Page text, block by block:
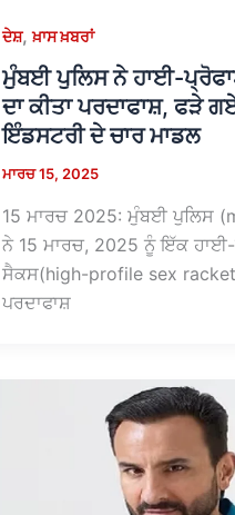
ਦੇਸ਼,ਖ਼ਾਸ ਖ਼ਬਰਾਂ
ਮੁੰਬਈ ਪੁਲਿਸ ਨੇ ਹਾਈ-
ਦਾ ਕੀਤਾ ਪਰਦਾਫਾਸ਼, ਫੜੇ
ਇੰਡਸਟਰੀ ਦੇ ਚਾਰ ਮਾਡਲ
ਮਾਰਚ 15, 2025
15 ਮਾਰਚ 2025: ਮੁੰਬਈ ਪੁਲਿਸ
ਨੇ 15 ਮਾਰਚ, 2025 ਨੂੰ ਇੱਕ
ਸੈਕਸ(high-profile sex
ਪਰਦਾਫਾਸ਼